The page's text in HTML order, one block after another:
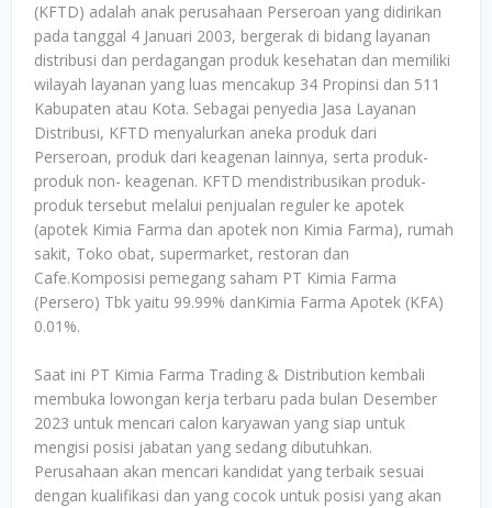
(KFTD) adalah anak perusahaan Perseroan yang didirikan
pada tanggal 4 Januari 2003, bergerak di bidang layanan
distribusi dan perdagangan produk kesehatan dan memiliki
wilayah layanan yang luas mencakup 34 Propinsi dan 511
Kabupaten atau Kota. Sebagai penyedia Jasa Layanan
Distribusi, KFTD menyalurkan aneka produk dari
Perseroan, produk dari keagenan lainnya, serta produk-
produk non- keagenan. KFTD mendistribusikan produk-
produk tersebut melalui penjualan reguler ke apotek
(apotek Kimia Farma dan apotek non Kimia Farma), rumah
sakit, Toko obat, supermarket, restoran dan
Cafe.Komposisi pemegang saham PT Kimia Farma
(Persero) Tbk yaitu 99.99% danKimia Farma Apotek (KFA)
0.01%.
Saat ini PT Kimia Farma Trading & Distribution kembali
membuka lowongan kerja terbaru pada bulan Desember
2023 untuk mencari calon karyawan yang siap untuk
mengisi posisi jabatan yang sedang dibutuhkan.
Perusahaan akan mencari kandidat yang terbaik sesuai
dengan kualifikasi dan yang cocok untuk posisi yang akan